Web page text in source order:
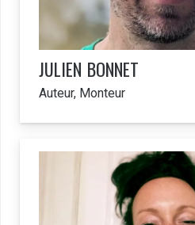
JULIEN BONNET
Auteur, Monteur